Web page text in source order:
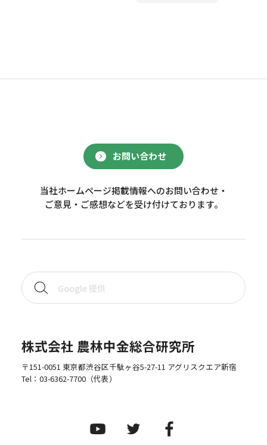
お問い合わせ
当社ホームページ掲載情報へのお問い合わせ・
ご意見・ご感想などを受け付けております。
株式会社 農林中金総合研究所
〒151-0051 東京都渋谷区千駄ヶ谷5-27-11 アグリスクエア新宿
Tel： 03-6362-7700（代表）